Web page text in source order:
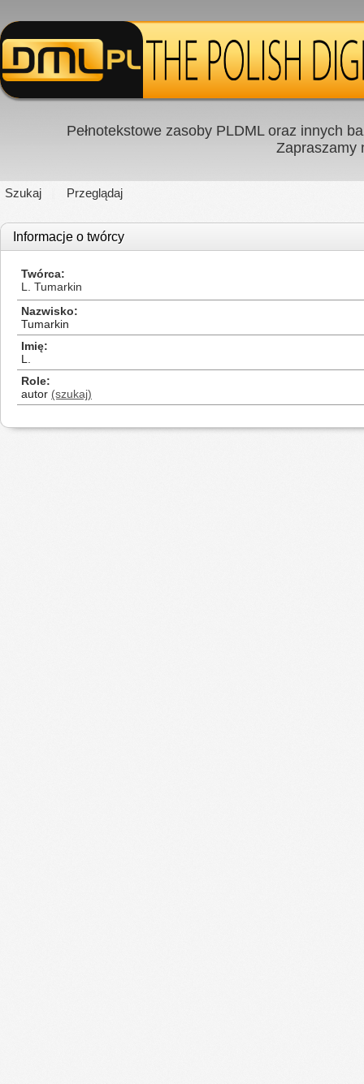
Pełnotekstowe zasoby PLDML oraz innych
Zapraszamy
Szukaj Przeglądaj
Informacje o twórcy
Twórca
L. Tumarkin
Nazwisko
Tumarkin
Imię
L.
Role
autor (szukaj)